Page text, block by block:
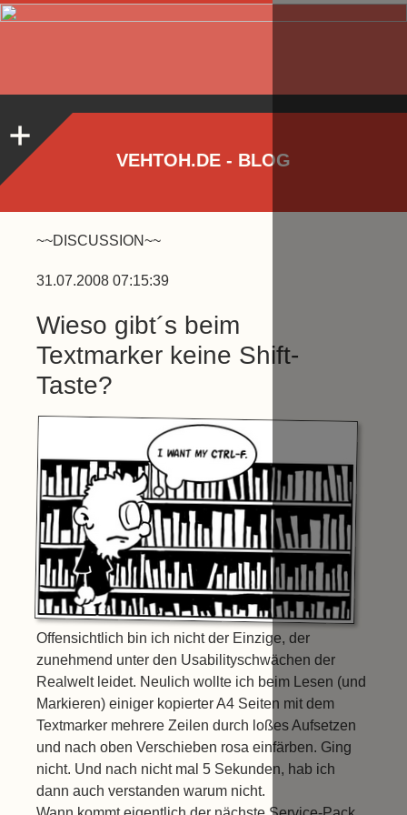
VEHTOH.DE - BLOG
~~DISCUSSION~~
31.07.2008 07:15:39
Wieso gibt´s beim
Textmarker keine Shift-
Taste?
Offensichtlich bin ich nicht der Einzige, der
zunehmend unter den Usabilityschwächen der
Realwelt leidet. Neulich wollte ich beim Lesen (und
Markieren) einiger kopierter A4 Seiten mit dem
Textmarker mehrere Zeilen durch loßes Aufsetzen
und nach oben Verschieben rosa einfärben. Ging
nicht. Und nach nicht mal 5 Sekunden, hab ich
dann auch verstanden warum nicht.